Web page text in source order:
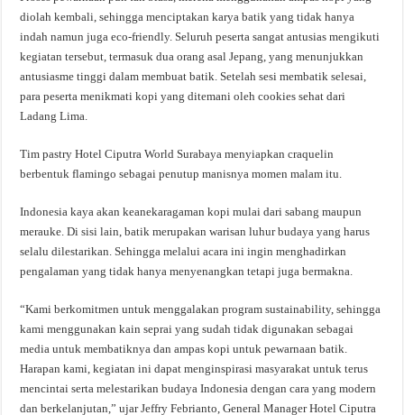
diolah kembali, sehingga menciptakan karya batik yang tidak hanya
indah namun juga eco-friendly. Seluruh peserta sangat antusias mengikuti
kegiatan tersebut, termasuk dua orang asal Jepang, yang menunjukkan
antusiasme tinggi dalam membuat batik. Setelah sesi membatik selesai,
para peserta menikmati kopi yang ditemani oleh cookies sehat dari
Ladang Lima.
Tim pastry Hotel Ciputra World Surabaya menyiapkan craquelin
berbentuk flamingo sebagai penutup manisnya momen malam itu.
Indonesia kaya akan keanekaragaman kopi mulai dari sabang maupun
merauke. Di sisi lain, batik merupakan warisan luhur budaya yang harus
selalu dilestarikan. Sehingga melalui acara ini ingin menghadirkan
pengalaman yang tidak hanya menyenangkan tetapi juga bermakna.
“Kami berkomitmen untuk menggalakan program sustainability, sehingga
kami menggunakan kain seprai yang sudah tidak digunakan sebagai
media untuk membatiknya dan ampas kopi untuk pewarnaan batik.
Harapan kami, kegiatan ini dapat menginspirasi masyarakat untuk terus
mencintai serta melestarikan budaya Indonesia dengan cara yang modern
dan berkelanjutan,” ujar Jeffry Febrianto, General Manager Hotel Ciputra